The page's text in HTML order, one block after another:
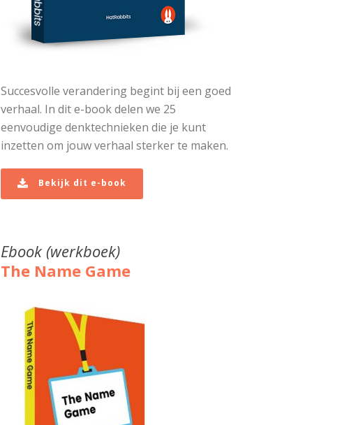
Succesvolle verandering begint bij een goed
verhaal. In dit e-book delen we 25
eenvoudige denktechnieken die je kunt
inzetten om jouw verhaal sterker te maken.
Bekijk dit e-book
Ebook (werkboek)
The Name Game